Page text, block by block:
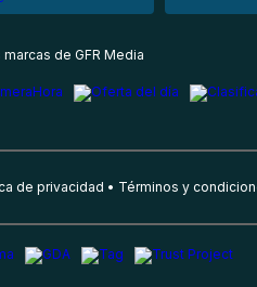
marcas de GFR Media
de privacidad Términos y